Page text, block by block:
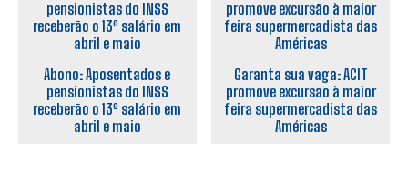
Abono: Aposentados e
pensionistas do INSS
receberão o 13º salário em
abril e maio
Garanta sua vaga: ACIT
promove excursão à maior
feira supermercadista das
Américas